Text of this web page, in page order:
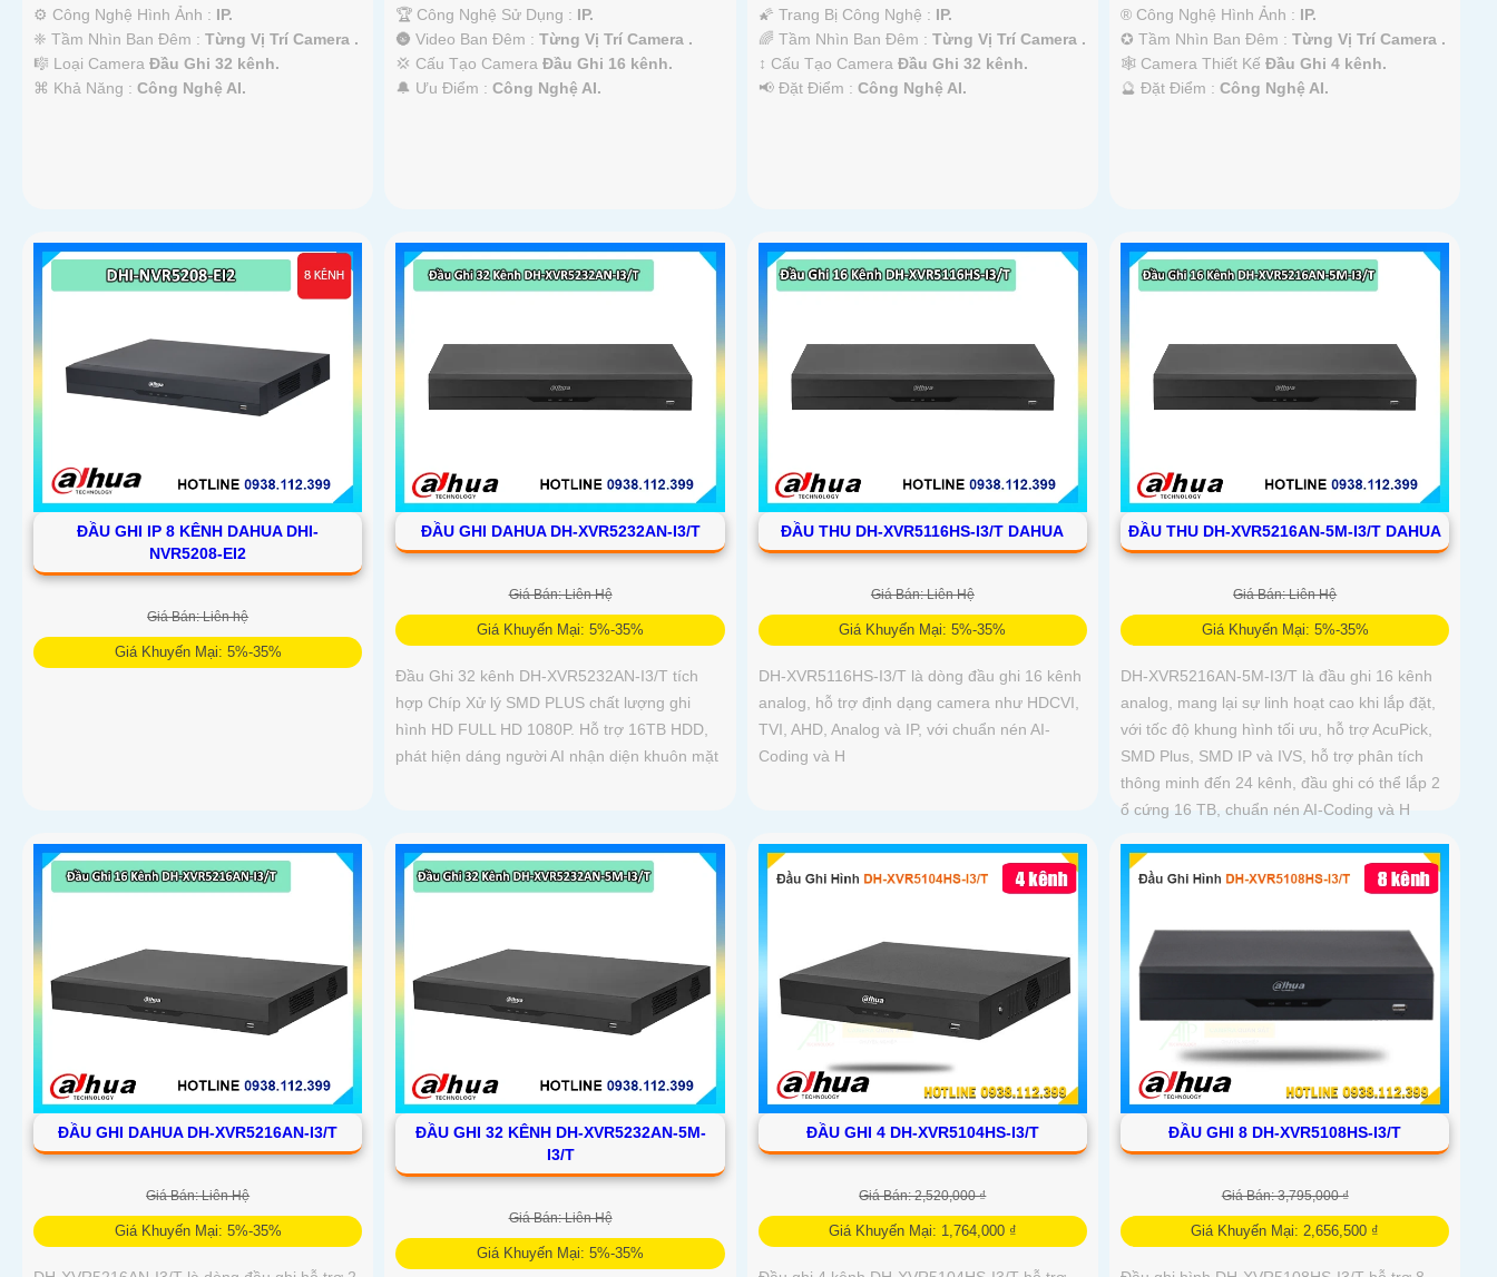
⚙ Công Nghệ Hình Ảnh : IP.
❈ Tầm Nhìn Ban Đêm : Từng Vị Trí Camera .
🎼️ Loại Camera Đầu Ghi 32 kênh.
️⌘ Khả Năng : Công Nghệ AI.
🏆 Công Nghệ Sử Dụng : IP.
🌚 Video Ban Đêm :Từng Vị Trí Camera .
💢 Cấu Tạo CameraĐầu Ghi 16 kênh.
️🔔 Ưu Điểm :Công Nghệ AI.
🌠 Trang Bị Công Nghệ : IP.
🌈 Tầm Nhìn Ban Đêm : Từng Vị Trí Camera .
↕️ Cấu Tạo Camera Đầu Ghi 32 kênh.
️📢 Đặt Điểm : Công Nghệ AI.
®️ Công Nghệ Hình Ảnh : IP.
✪ Tầm Nhìn Ban Đêm :Từng Vị Trí Camera .
🕸️ Camera Thiết KếĐầu Ghi 4 kênh.
️🔮 Đặt Điểm :Công Nghệ AI.
ĐẦU GHI IP 8 KÊNH DAHUA DHI-
NVR5208-EI2
Giá Bán: Liên hệ
Giá Khuyến Mại: 5%-35%
ĐẦU GHI DAHUA DH-XVR5232AN-I3/T
Giá Bán: Liên Hệ
Giá Khuyến Mại: 5%-35%
Đầu Ghi 32 kênh DH-XVR5232AN-I3/T tích
hợp Chíp Xử lý SMD PLUS chất lượng ghi
hình HD FULL HD 1080P. Hỗ trợ 16TB HDD,
phát hiện dáng người AI nhận diện khuôn mặt
ĐẦU THU DH-XVR5116HS-I3/T DAHUA
Giá Bán: Liên Hệ
Giá Khuyến Mại: 5%-35%
DH-XVR5116HS-I3/T là dòng đầu ghi 16 kênh
analog, hỗ trợ định dạng camera như HDCVI,
TVI, AHD, Analog và IP, với chuẩn nén AI-
Coding và H
ĐẦU THU DH-XVR5216AN-5M-I3/T DAHUA
Giá Bán: Liên Hệ
Giá Khuyến Mại: 5%-35%
DH-XVR5216AN-5M-I3/T là đầu ghi 16 kênh
analog, mang lại sự linh hoạt cao khi lắp đặt,
với tốc độ khung hình tối ưu, hỗ trợ AcuPick,
SMD Plus, SMD IP và IVS, hỗ trợ phân tích
thông minh đến 24 kênh, đầu ghi có thể lắp 2
ổ cứng 16 TB, chuẩn nén AI-Coding và H
ĐẦU GHI DAHUA DH-XVR5216AN-I3/T
Giá Bán: Liên Hệ
Giá Khuyến Mại: 5%-35%
ĐẦU GHI 32 KÊNH DH-XVR5232AN-5M-
I3/T
Giá Bán: Liên Hệ
Giá Khuyến Mại: 5%-35%
ĐẦU GHI 4 DH-XVR5104HS-I3/T
Giá Bán: 2,520,000 ₫
Giá Khuyến Mại: 1,764,000 ₫
ĐẦU GHI 8 DH-XVR5108HS-I3/T
Giá Bán: 3,795,000 ₫
Giá Khuyến Mại: 2,656,500 ₫